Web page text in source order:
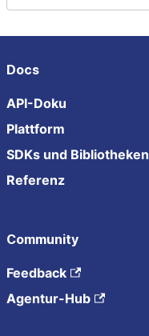
Docs
API-Doku
Plattform
SDKs und Bibliotheken
Referenz
Community
Feedback
Agentur-Hub